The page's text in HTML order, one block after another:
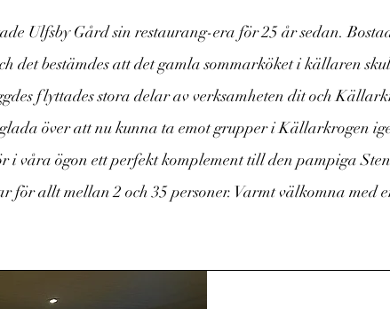
Ulfsby Gård sin restaurang-era för 25 år sedan.
det bestämdes att det gamla sommarköket i källaren
flyttades stora delar av verksamheten dit och
över att nu kunna ta emot grupper i Källarkrogen
i våra ögon ett perfekt komplement till den pampiga
för allt mellan 2 och 35 personer. Varmt välkomna med